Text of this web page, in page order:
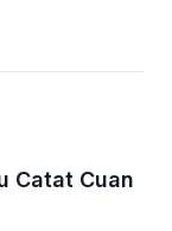
Catat Cuan